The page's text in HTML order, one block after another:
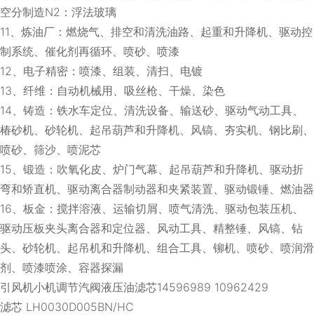
空分制造N2：浮法玻璃
11、炼油厂：燃烧气、排空和清洗油路、起重和升降机、驱动控
制系统、催化剂再循环、喷砂、喷漆
12、电子精密：喷漆、组装、清扫、电镀
13、纤维：自动机械用、吸丝枪、干燥、染色
14、铸造：铁水车定位、清洗设备、输送砂、驱动气动工具、
椿砂机、砂轮机、起吊葫芦和升降机、风镐、夯实机、钢比刷、
喷砂、筛沙、喷泥芯
15、锻造：吹氧化皮、炉门气幕、起吊葫芦和升降机、驱动折
弯和矫直机、驱动离合器制动器和夹紧装置、驱动锻锤、燃油器
16、板金：搅拌溶液、运输切屑、喷气清洗、驱动包装压机、
驱动压板夹头离合器和定位器、风动工具、精整锤、风镐、钻
头、砂轮机、起吊机和升降机、组合工具、铆机、喷砂、喷润滑
剂、喷漆喷涂、容器探漏
引风机小机调节汽阀液压油滤芯14596989 10962429
滤芯 LH0030D005BN/HC